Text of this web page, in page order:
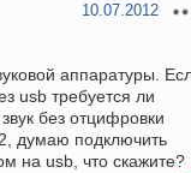
10.07.2012
аппаратуры.
usb требуется ли
без отцифровки
думаю подключить
на usb, что скажите?